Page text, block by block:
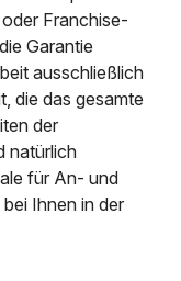
Franchise-
Garantie
ausschließlich
die das gesamte
der
natürlich
für An- und
Ihnen in der